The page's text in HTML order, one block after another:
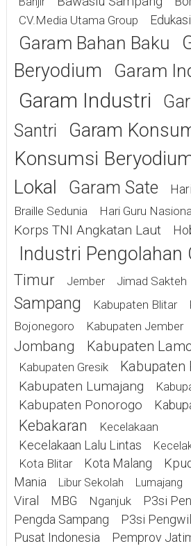
CV.Media Utama Group
Garam Bahan Baku
Beryodium
Garam
Garam Industri
Santri
Garam
Konsumsi
Lokal
Garam Sate
Braille Sedunia
Hari Guru
Korps TNI Angkatan Laut
Industri Pengolahan
Timur
Jember Jimad Sakteh
Sampang
Kabupaten Blitar
Bojonegoro
Kabupaten Jember
Jombang
Kabupaten
Kabupaten Gresik
Kabupaten
Kabupaten Lumajang
Kabupaten Ponorogo
Kebakaran Kecelakaan
Kecelakaan Lalu Lintas
Kota Blitar Kota Malang
Mania
Libur Sekolah Lumajang
Viral
MBG Nganjuk P3si
Pengda Sampang
P3si
Pusat Indonesia
Pemprov